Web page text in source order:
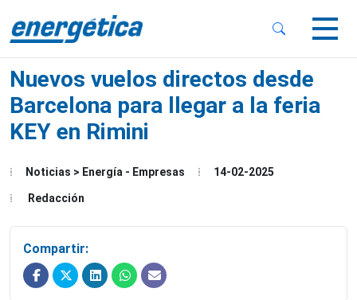
Menu
Nuevos vuelos directos desde
Barcelona para llegar a la feria
KEY en Rimini
Noticias > Energía - Empresas 14-02-2025
Redacción
Compartir: